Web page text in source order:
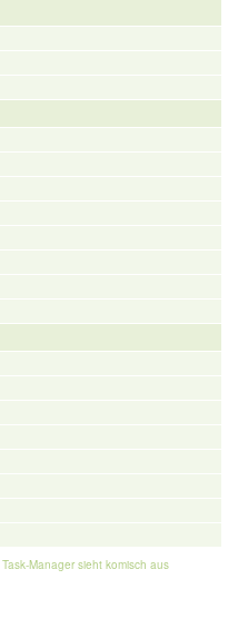
Manager sieht komisch aus